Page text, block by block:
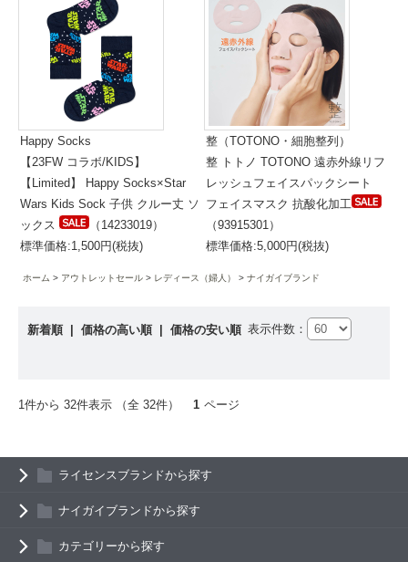
Happy Socks
【23FW コラボ/KIDS】
【Limited】 Happy Socks×Star
Wars Kids Sock 子供 クルー丈 ソ
ックス
（14233019）
標準価格:1,500円(税抜)
整（TOTONO・細胞整列）
整 トトノ TOTONO 遠赤外線リフ
レッシュフェイスパックシート
フェイスマスク 抗酸化加工
（93915301）
標準価格:5,000円(税抜)
ホーム アウトレットセール レディース（婦人） ナイガイブランド
新着順 価格の高い順 価格の安い順 表示件数：
1件から 32件表示 （全 32件） 1 ページ
ライセンスブランドから探す
ナイガイブランドから探す
カテゴリーから探す